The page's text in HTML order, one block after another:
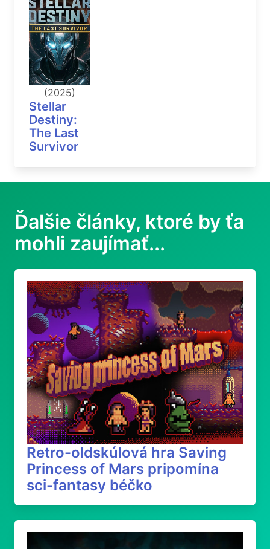
(2025)
Stellar
Destiny:
The Last
Survivor
Ďalšie články, ktoré by ťa
mohli zaujímať...
Retro-oldskúlová hra Saving
Princess of Mars pripomína
sci-fantasy béčko